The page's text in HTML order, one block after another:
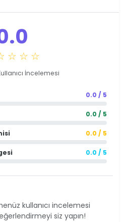
☆ ☆ ☆
İncelemesi
0.0 / 5
0.0 / 5
0.0 / 5
0.0 / 5
kullanıcı incelemesi
siz yapın!